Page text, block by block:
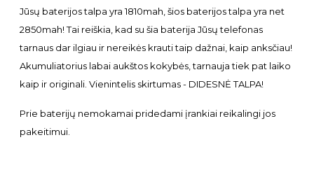
Jūsų baterijos talpa yra 1810mah, šios baterijos talpa yra net
2850mah! Tai reiškia, kad su šia baterija Jūsų telefonas
tarnaus dar ilgiau ir nereikės krauti taip dažnai, kaip anksčiau!
Akumuliatorius labai aukštos kokybės, tarnauja tiek pat laiko
kaip ir originali. Vienintelis skirtumas - DIDESNĖ TALPA!
Prie baterijų nemokamai pridedami įrankiai reikalingi jos
pakeitimui.